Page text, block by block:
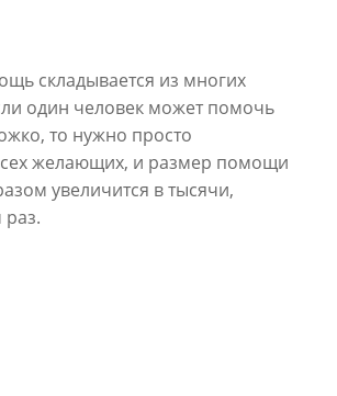
складывается из многих
один человек может помочь
то нужно просто
желающих, и размер помощи
увеличится в тысячи,
раз.